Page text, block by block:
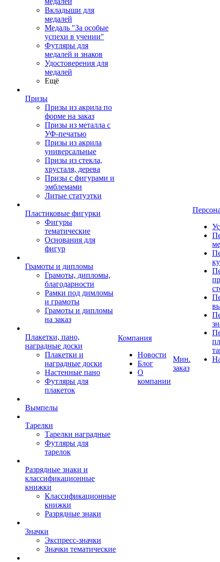
Вкладыши для
медалей
Медаль "За особые
успехи в учении"
Футляры для
медалей и знаков
Удостоверения для
медалей
Ещё
Призы
Призы из акрила по
форме на заказ
Призы из металла с
УФ-печатью
Призы из акрила
универсальные
Призы из стекла,
хрусталя, дерева
Призы с фигурами и
эмблемами
Литые статуэтки
Пластиковые фигурки
Фигуры
тематические
Основания для
фигур
Грамоты и дипломы
Грамоты, дипломы,
благодарности
Рамки под димломы
и грамоты
Грамоты и дипломы
на заказ
Плакетки, пано,
наградные доски
Плакетки и
наградные доски
Настенные пано
Футляры для
плакеток
Вымпелы
Тарелки
Тарелки наградные
Футляры для
тарелок
Разрядные знаки и
классификационные
книжки
Классификационные
книжки
Разрядные знаки
Значки
Экспресс-значки
Значки тематические
Компания
Новости
Блог
О
компании
Мин.
заказ